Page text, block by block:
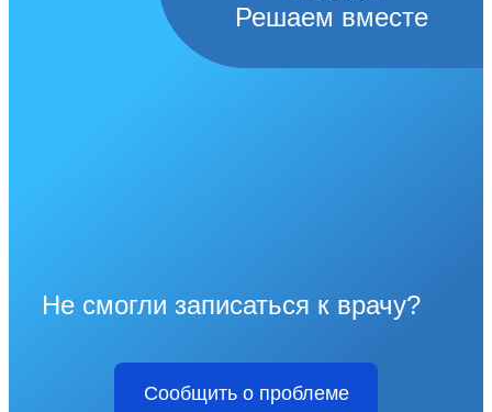
Решаем вместе
Не смогли записаться к врачу?
Сообщить о проблеме